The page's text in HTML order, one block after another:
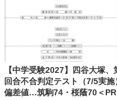
【中学受験2027】四谷大塚、
回合不合判定テスト（7/5実施
偏差値…筑駒74・桜蔭70＜PR